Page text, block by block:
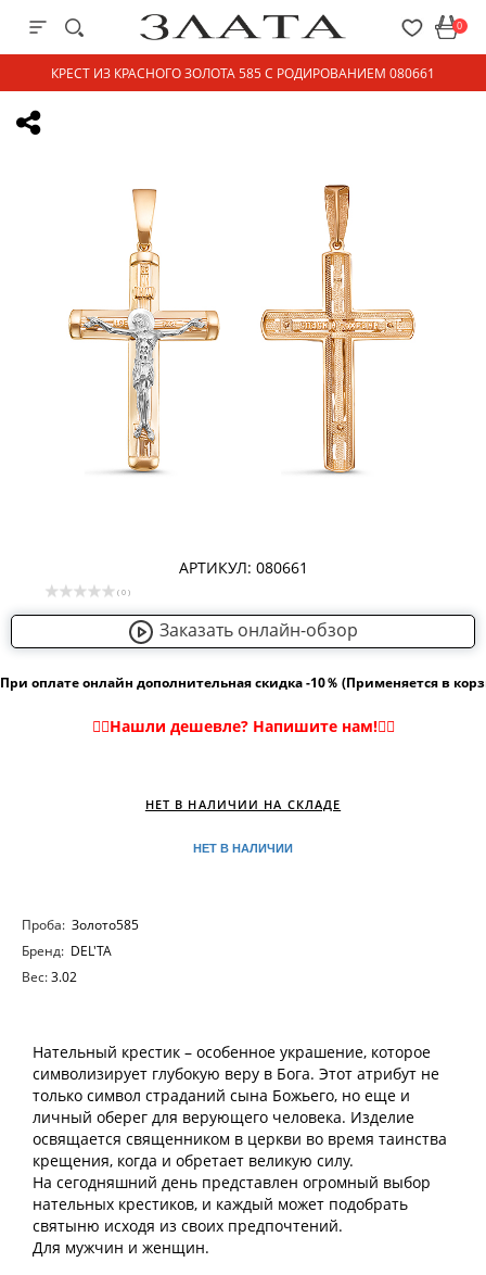
0
КРЕСТ ИЗ КРАСНОГО ЗОЛОТА 585 С РОДИРОВАНИЕМ 080661
АРТИКУЛ: 080661
( 0 )
Заказать онлайн-обзор
При оплате онлайн дополнительная скидка -10％ (Применяется в
НЕТ В НАЛИЧИИ
НЕТ В НАЛИЧИИ НА СКЛАДЕ
Проба: Золото585
Бренд: DEL'TA
Вес:3.02
Нательный крестик – особенное украшение, которое
символизирует глубокую веру в Бога. Этот атрибут не
только символ страданий сына Божьего, но еще и
личный оберег для верующего человека. Изделие
освящается священником в церкви во время таинства
крещения, когда и обретает великую силу.
На сегодняшний день представлен огромный выбор
нательных крестиков, и каждый может подобрать
святыню исходя из своих предпочтений.
Для мужчин и женщин.